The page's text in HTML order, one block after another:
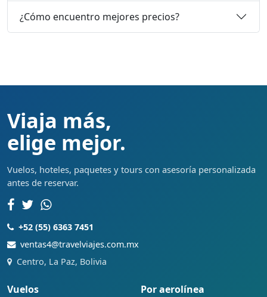
¿Cómo encuentro mejores precios?
Viaja más,
elige mejor.
Vuelos, hoteles, paquetes y tours con asesoría personalizada
antes de reservar.
+52 (55) 6363 7451
ventas4@travelviajes.com.mx
Centro, La Paz, Bolivia
Vuelos Por aerolínea